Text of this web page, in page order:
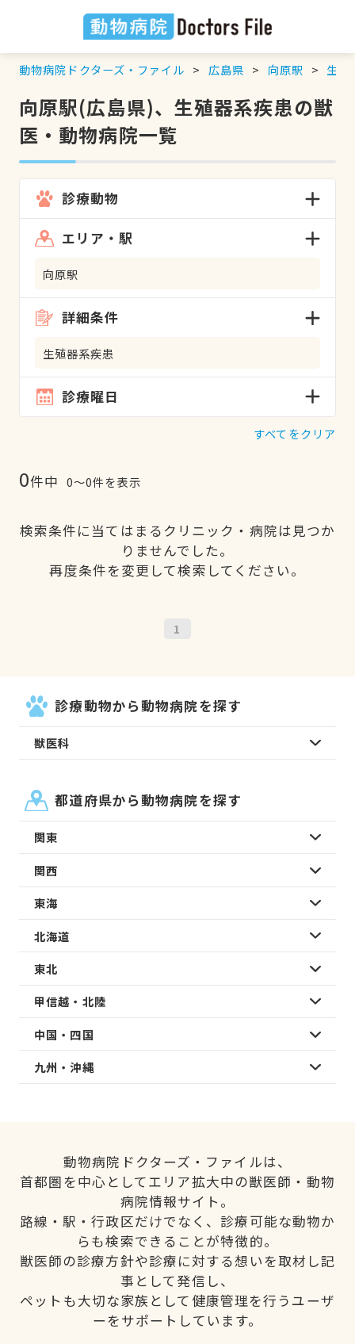
動物病院ドクターズ・ファイル 広島県 向原駅 生殖
向原駅(広島県)、生殖器系疾患の獣
医・動物病院一覧
診療動物
エリア・駅
向原駅
詳細条件
生殖器系疾患
診療曜日
すべてをクリア
0件中 0〜0件を表示
検索条件に当てはまるクリニック・病院は見つか
りませんでした。
再度条件を変更して検索してください。
1
診療動物から動物病院を探す
獣医科
都道府県から動物病院を探す
関東
関西
東海
北海道
東北
甲信越・北陸
中国・四国
九州・沖縄
動物病院ドクターズ・ファイルは、
首都圏を中心としてエリア拡大中の獣医師・動物
病院情報サイト。
路線・駅・行政区だけでなく、診療可能な動物か
らも検索できることが特徴的。
獣医師の診療方針や診療に対する想いを取材し記
事として発信し、
ペットも大切な家族として健康管理を行うユーザ
ーをサポートしています。